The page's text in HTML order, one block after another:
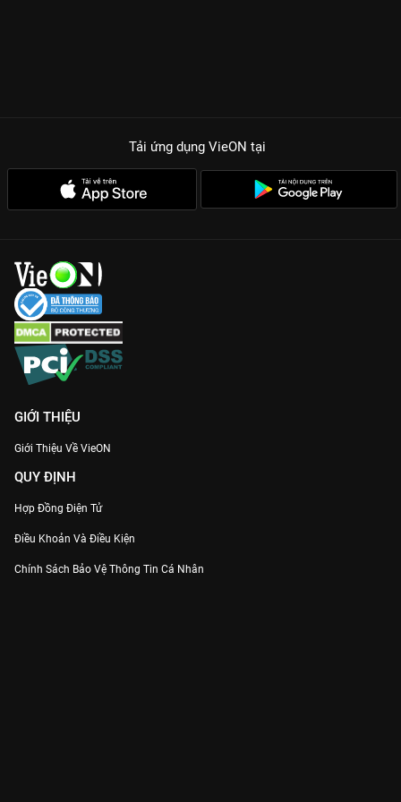
Tải ứng dụng VieON tại
GIỚI THIỆU
Giới Thiệu Về VieON
QUY ĐỊNH
Hợp Đồng Điện Tử
Điều Khoản Và Điều Kiện
Chính Sách Bảo Vệ Thông Tin Cá Nhân